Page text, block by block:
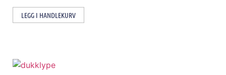
LEGG I HANDLEKURV